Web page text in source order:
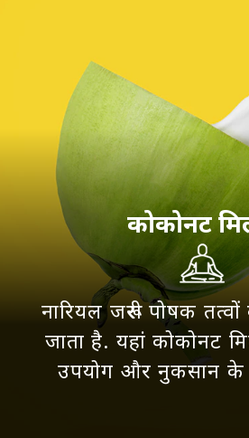
कोकोनट
नारियल जरूरी पोषक
जाता है. यहां कोकोनट
उपयोग और नुकसान के